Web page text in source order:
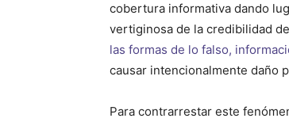
cobertura informativa dando
vertiginosa de la credibilidad
las formas de lo falso,
causar intencionalmente daño
Para contrarrestar este